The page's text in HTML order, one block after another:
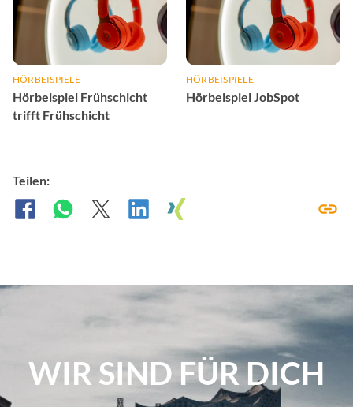
HÖRBEISPIELE
Hörbeispiel Frühschicht
trifft Frühschicht
HÖRBEISPIELE
Hörbeispiel JobSpot
Teilen:
WIR SIND FÜR DICH